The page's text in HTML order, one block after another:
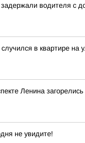
водителя с
в квартире на
Ленина
не увидите!